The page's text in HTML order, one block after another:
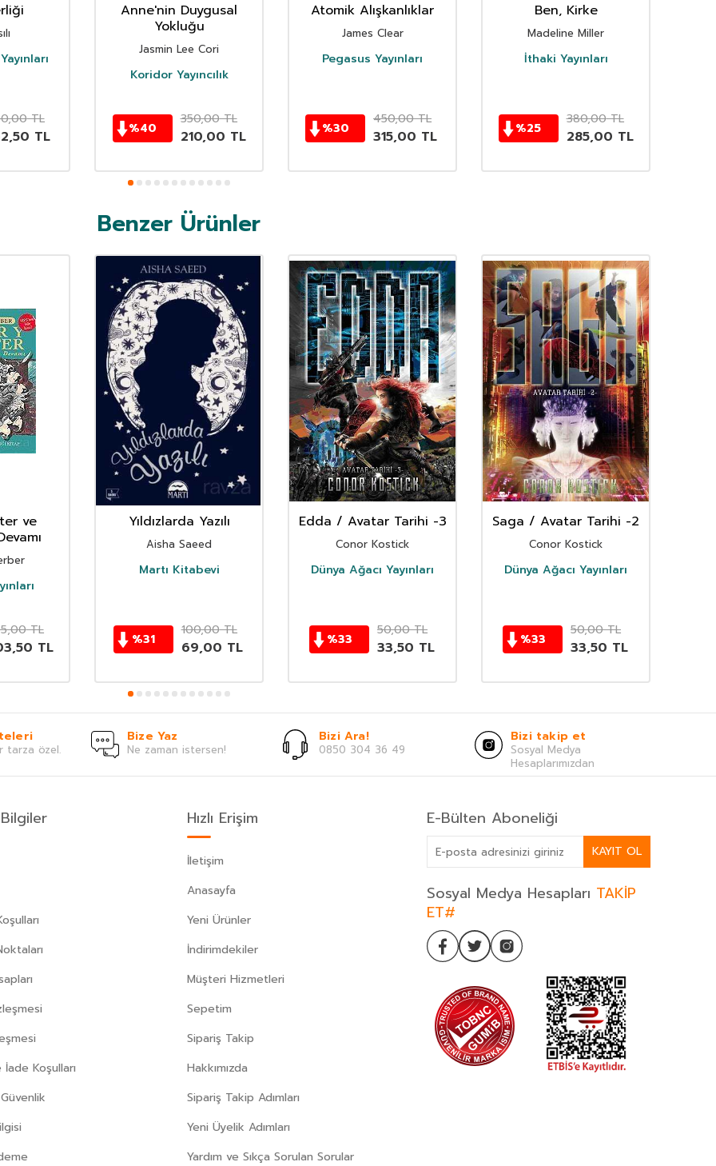
TL
TL
Anne'nin Duygusal
Yokluğu
Jasmin Lee Cori
Koridor Yayıncılık
%40
350,00TL
210,00 TL
Atomik Alışkanlıklar
James Clear
Pegasus Yayınları
%30
450,00TL
315,00 TL
Ben, Kirke
Madeline Miller
İthaki Yayınları
%25
380,00TL
285,00 TL
Benzer Ürünler
ve
TL
TL
Yıldızlarda Yazılı
Aisha Saeed
Martı Kitabevi
%31
100,00TL
69,00 TL
Edda / Avatar Tarihi -3
Conor Kostick
Dünya Ağacı Yayınları
%33
50,00TL
33,50 TL
Saga / Avatar Tarihi -2
Conor Kostick
Dünya Ağacı Yayınları
%33
50,00TL
33,50 TL
tarza özel.
Bize Yaz
Ne zaman istersen!
Bizi Ara!
0850 304 36 49
Bizi takip et
Sosyal Medya
Hesaplarımızdan
Koşulları
Hızlı Erişim
İletişim
Anasayfa
Yeni Ürünler
İndirimdekiler
Müşteri Hizmetleri
Sepetim
Sipariş Takip
Hakkımızda
Sipariş Takip Adımları
Yeni Üyelik Adımları
Yardım ve Sıkça Sorulan Sorular
E-Bülten Aboneliği
KAYIT OL
Sosyal Medya Hesapları TAKİP
ET#